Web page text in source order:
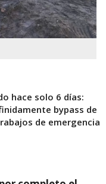
hace solo 6 días:
bypass de
de emergencia